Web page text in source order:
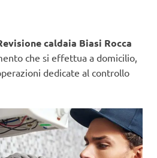
caldaia Biasi Rocca
che si effettua a domicilio,
dedicate al controllo